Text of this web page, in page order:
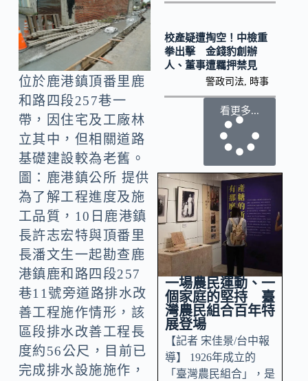
位於鹿港鎮頂番里鹿
和路四段257巷一
帶，因住宅及工廠林
立其中，但相關道路
基礎建設較為老舊。
圖：鹿港鎮公所 提供
為了解工程進度及施
工品質，10日鹿港鎮
長許志宏特與頂番里
長潘文生一起勘查鹿
港鎮鹿和路四段257
巷11號旁道路排水改
善工程施作情形，該
區段排水改善工程長
度約56公尺，目前已
完成排水設施施作，
校產疑遭掏空！中檢重
拳出擊 金錢豹創辦
人、董事遭羈押禁見
警政司法 時事
看更多...
一場農民運動、一
個家庭的堅持 臺
灣農民組合百年特
展登場
【記者 宋佳景/台中報
導】 1926年成立的
「臺灣農民組合」，是